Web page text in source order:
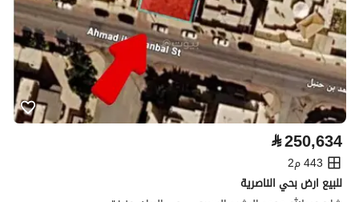
⃁250,634
443 م2
للبيع ارض بحي الناصرية